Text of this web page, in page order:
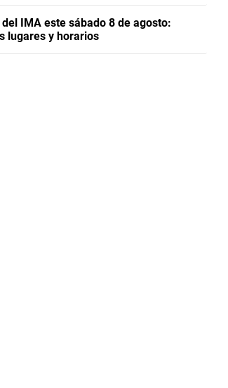
IMA este sábado 8 de agosto:
lugares y horarios